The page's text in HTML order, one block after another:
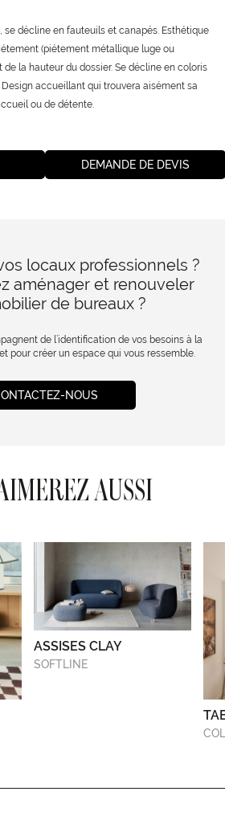
se décline en fauteuils et canapés. Esthétique
(piétement métallique luge ou
la hauteur du dossier. Se décline en coloris
accueillant qui trouvera aisément sa
ou de détente.
DEMANDE DE DEVIS
locaux professionnels ?
aménager et renouveler
de bureaux ?
de l’identification de vos besoins à la
pour créer un espace qui vous ressemble.
NOUS
AUSSI
ASSISES CLAY
SOFTLINE